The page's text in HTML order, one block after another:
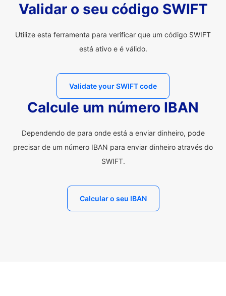
Validar o seu código SWIFT
Utilize esta ferramenta para verificar que um código SWIFT
está ativo e é válido.
Validate your SWIFT code
Calcule um número IBAN
Dependendo de para onde está a enviar dinheiro, pode
precisar de um número IBAN para enviar dinheiro através do
SWIFT.
Calcular o seu IBAN